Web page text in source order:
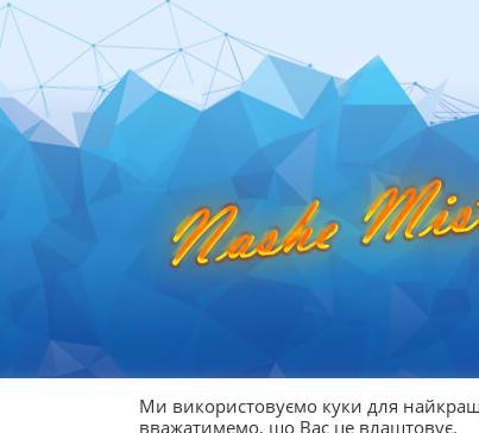
© 2026Афіша Дніпра
Ми використовуємо куки для
вважатимемо, що Вас це влаштовує.